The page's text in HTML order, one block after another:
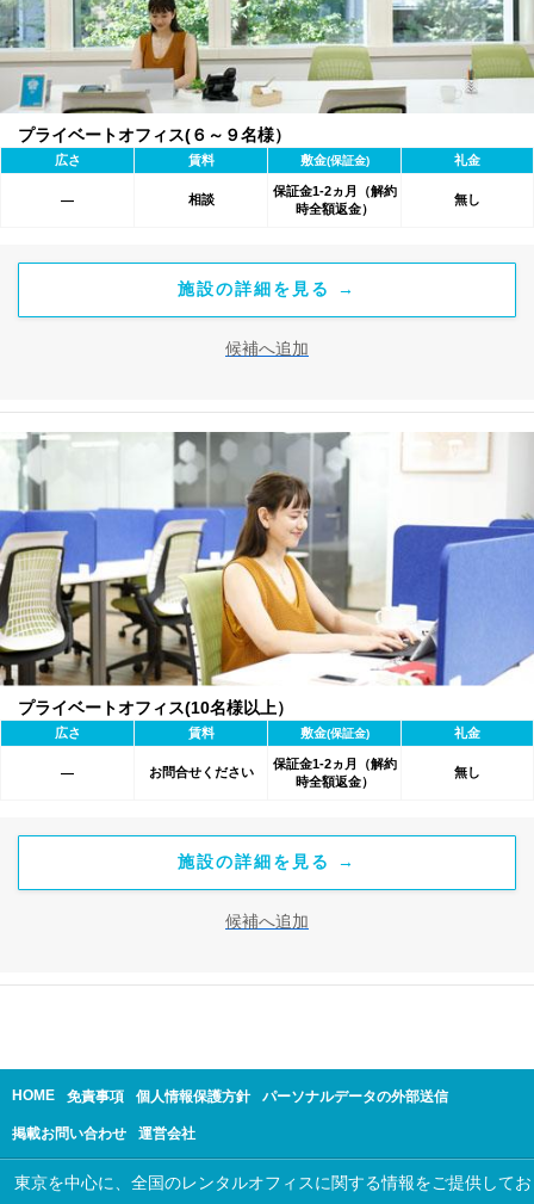
プライベートオフィス(６～９名様）
広さ 賃料 敷金(保証金) 礼金
― 相談
保証金1-2ヵ月（解約
時全額返金）
無し
施設の詳細を見る →
候補へ追加
プライベートオフィス(10名様以上）
広さ 賃料 敷金(保証金) 礼金
― お問合せください
保証金1-2ヵ月（解約
時全額返金）
無し
施設の詳細を見る →
候補へ追加
HOME 免責事項 個人情報保護方針 パーソナルデータの外部送信
掲載お問い合わせ 運営会社
東京を中心に、全国のレンタルオフィスに関する情報をご提供してお